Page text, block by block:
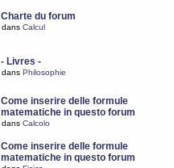
Charte du forum
dans Calcul
- Livres -
dans Philosophie
Come inserire delle formule
matematiche in questo forum
dans Calcolo
Come inserire delle formule
matematiche in questo forum